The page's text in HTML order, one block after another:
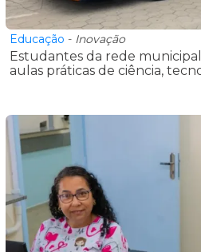
Educação - Inovação
Estudantes da rede
aulas práticas de ciência,